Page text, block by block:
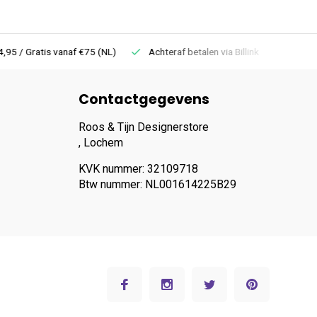
vanaf €75 (NL) Achteraf betalen via Billink
Contactgegevens
Roos & Tijn Designerstore
, Lochem
KVK nummer: 32109718
Btw nummer: NL001614225B29